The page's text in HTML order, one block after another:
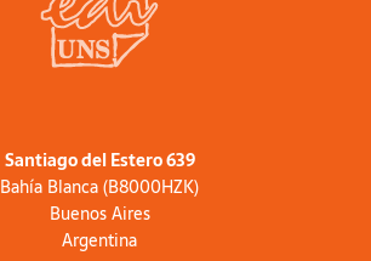
Santiago del Estero 639
Bahía Blanca (B8000HZK)
Buenos Aires
Argentina